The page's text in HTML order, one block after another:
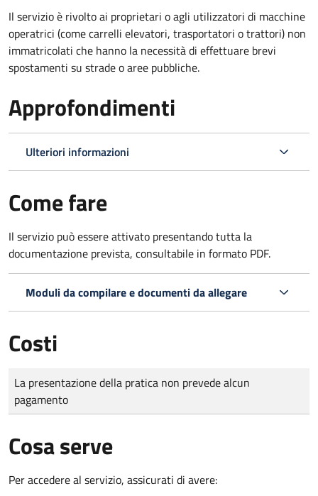
Il servizio è rivolto ai proprietari o agli utilizzatori di macchine
operatrici (come carrelli elevatori, trasportatori o trattori) non
immatricolati che hanno la necessità di effettuare brevi
spostamenti su strade o aree pubbliche.
Approfondimenti
Ulteriori informazioni
Come fare
Il servizio può essere attivato presentando tutta la
documentazione prevista, consultabile in formato PDF.
Moduli da compilare e documenti da allegare
Costi
Tipo di pagamento
Importo
La presentazione della pratica non prevede alcun
pagamento
Cosa serve
Per accedere al servizio, assicurati di avere: